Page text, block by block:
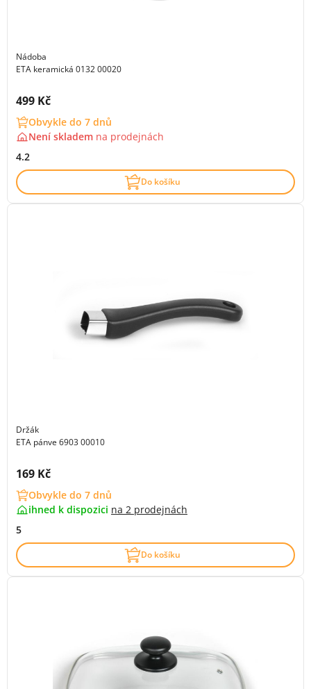
Nádoba
ETA keramická 0132 00020
Cena s DPH:
499 Kč
Obvykle do 7 dnů
Není skladem na prodejnách
4.2
Do košíku
Držák
ETA pánve 6903 00010
Cena s DPH:
169 Kč
Obvykle do 7 dnů
ihned k dispozici na 2 prodejnách
5
Do košíku